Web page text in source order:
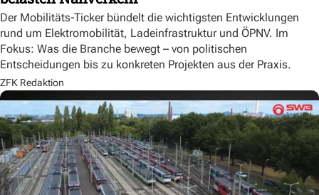
Der Mobilitäts-Ticker bündelt die wichtigsten Entwicklungen
rund um Elektromobilität, Ladeinfrastruktur und ÖPNV. Im
Fokus: Was die Branche bewegt – von politischen
Entscheidungen bis zu konkreten Projekten aus der Praxis.
ZFK Redaktion